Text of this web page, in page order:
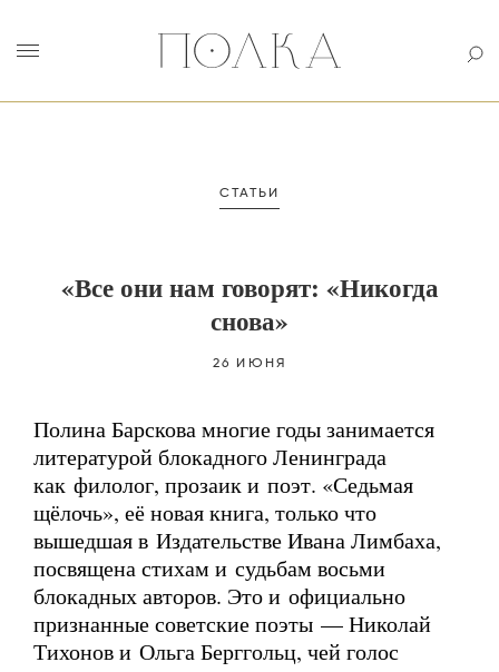
СТАТЬИ
«Все они нам говорят: «Никогда
снова»
26 ИЮНЯ
Полина Барскова многие годы занимается
литературой блокадного Ленинграда
как филолог, прозаик и поэт. «Седьмая
щёлочь», её новая книга, только что
вышедшая в Издательстве Ивана Лимбаха,
посвящена стихам и судьбам восьми
блокадных авторов. Это и официально
признанные советские поэты — Николай
Тихонов и Ольга Берггольц, чей голос